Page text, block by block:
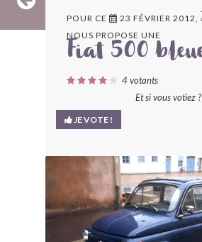
ARCHIVES
LES CONTRIBUTEURS
LE BLOG
BONJOURLAVIEILLE ?
MODÈLES ET
COMMENT
POUR CE 23 FÉVRIER 2012,
NOUS PROPOSE UNE
Fiat 500
4votants
Et si vous votiez ?
JE VOTE !